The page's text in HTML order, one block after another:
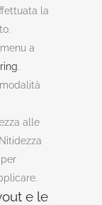
la
a
.
alle
e le